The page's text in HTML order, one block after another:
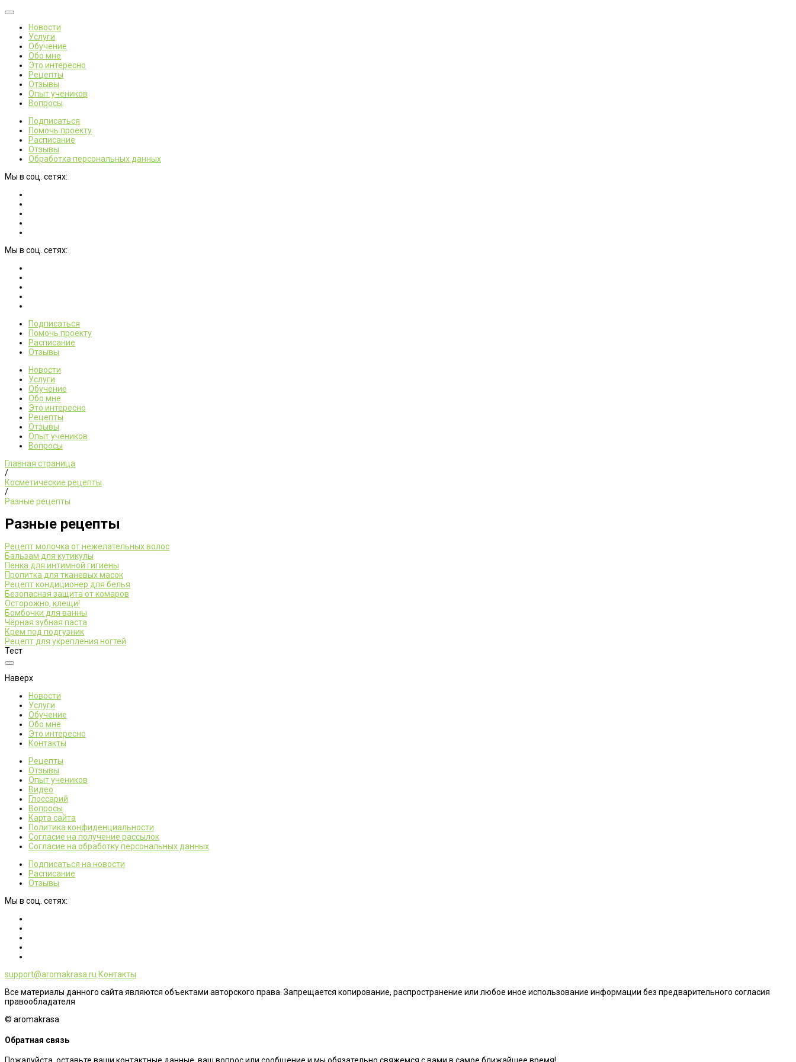
Новости
Услуги
Обучение
Обо мне
Это интересно
Рецепты
Отзывы
Опыт учеников
Вопросы
Подписаться
Помочь проекту
Расписание
Отзывы
Обработка персональных данных
Мы в соц. сетях:
Мы в соц. сетях:
Подписаться
Помочь проекту
Расписание
Отзывы
Новости
Услуги
Обучение
Обо мне
Это интересно
Рецепты
Отзывы
Опыт учеников
Вопросы
Главная страница
/
Косметические рецепты
/
Разные рецепты
Разные рецепты
Рецепт молочка от нежелательных волос
Бальзам для кутикулы
Пенка для интимной гигиены
Пропитка для тканевых масок
Рецепт кондиционер для белья
Безопасная защита от комаров
Осторожно, клещи!
Бомбочки для ванны
Чёрная зубная паста
Крем под подгузник
Рецепт для укрепления ногтей
Тест
Наверх
Новости
Услуги
Обучение
Обо мне
Это интересно
Контакты
Рецепты
Отзывы
Опыт учеников
Видео
Глоссарий
Вопросы
Карта сайта
Политика конфиденциальности
Согласие на получение рассылок
Согласие на обработку персональных данных
Подписаться на новости
Расписание
Отзывы
Мы в соц. сетях:
support@aromakrasa.ru Контакты
Все материалы данного сайта являются объектами авторского права. Запрещается копирование, распространение или любое иное использование информации без предварительного согласия
правообладателя
© aromakrasa
Обратная связь